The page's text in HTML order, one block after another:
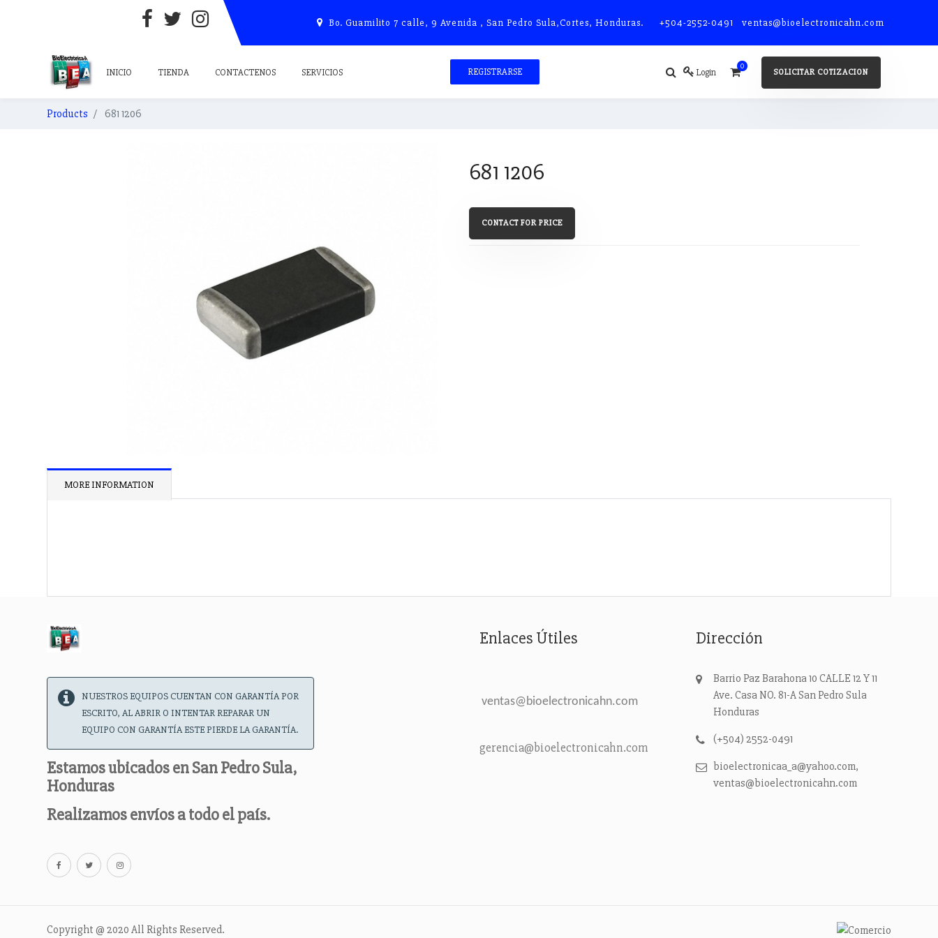
Bo. Guamilito 7 calle, 9 Avenida , San Pedro Sula,Cortes, Honduras. +504-2552-0491 ventas@bioelectronicahn.com
INICIO TIENDA CONTACTENOS SERVICIOS REGISTRARSE Login
0
SOLICITAR COTIZACION
Products 681 1206
681 1206
CONTACT FOR PRICE
MORE INFORMATION
NUESTROS EQUIPOS CUENTAN CON GARANTÍA POR
ESCRITO, AL ABRIR O INTENTAR REPARAR UN
EQUIPO CON GARANTÍA ESTE PIERDE LA GARANTÍA.
Estamos ubicados en San Pedro Sula,
Honduras
Realizamos envíos a todo el país.
Enlaces Útiles
ventas@bioelectronicahn.com
gerencia@bioelectronicahn.com
Dirección
Barrio Paz Barahona 10 CALLE 12 Y 11
Ave. Casa NO. 81-ASan Pedro Sula
Honduras
(+504) 2552-0491
bioelectronicaa_a@yahoo.com,
ventas@bioelectronicahn.com
Copyright @ 2020 All Rights Reserved.